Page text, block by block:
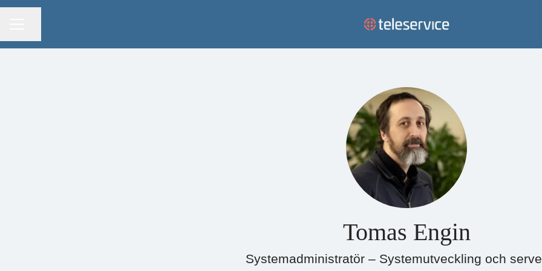
Tomas Engin
Systemadministratör – Systemutveckling och